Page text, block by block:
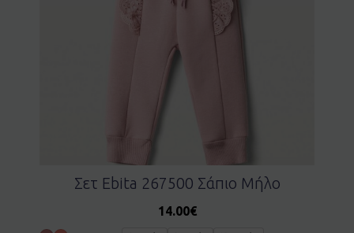
Σετ Ebita 267500 Σάπιο Μήλο
14.00€